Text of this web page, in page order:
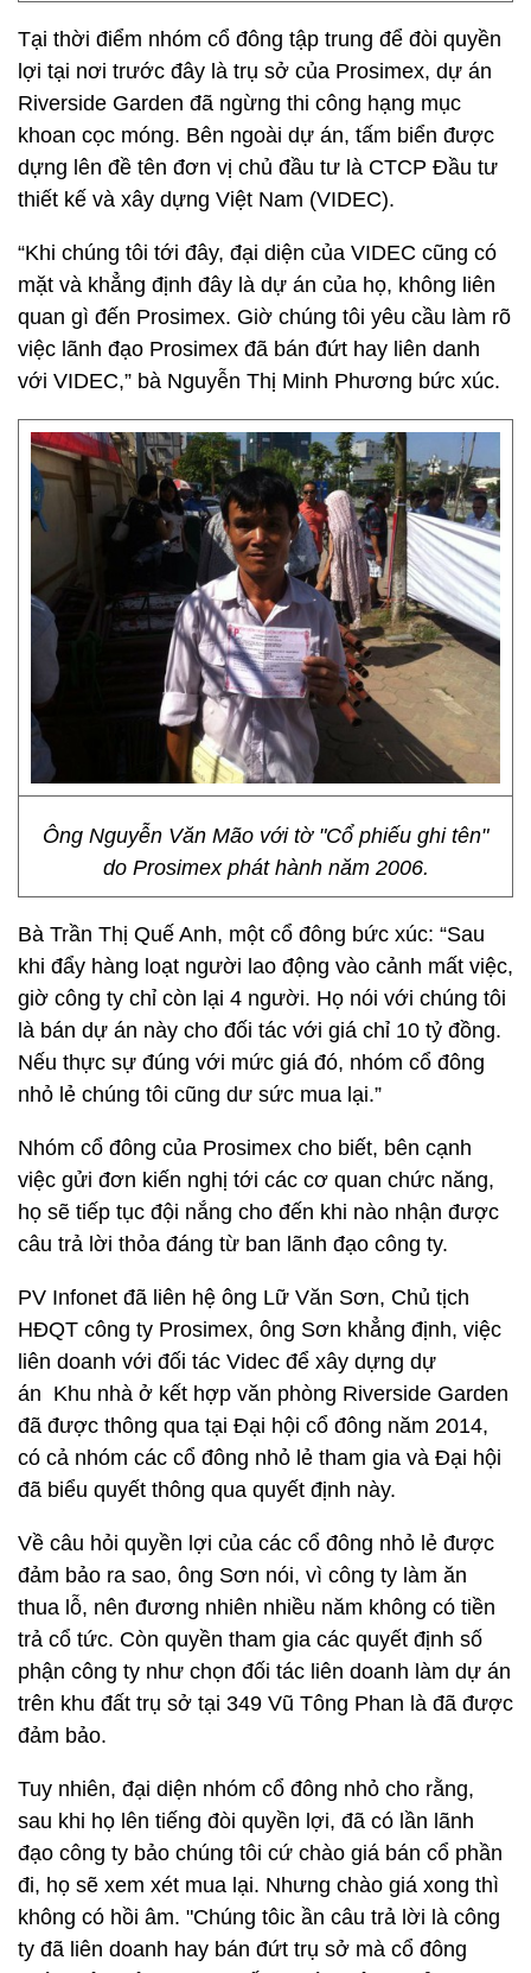
Tại thời điểm nhóm cổ đông tập trung để đòi quyền
lợi tại nơi trước đây là trụ sở của Prosimex, dự án
Riverside Garden đã ngừng thi công hạng mục
khoan cọc móng. Bên ngoài dự án, tấm biển được
dựng lên đề tên đơn vị chủ đầu tư là CTCP Đầu tư
thiết kế và xây dựng Việt Nam (VIDEC).
“Khi chúng tôi tới đây, đại diện của VIDEC cũng có
mặt và khẳng định đây là dự án của họ, không liên
quan gì đến Prosimex. Giờ chúng tôi yêu cầu làm rõ
việc lãnh đạo Prosimex đã bán đứt hay liên danh
với VIDEC,” bà Nguyễn Thị Minh Phương bức xúc.
Ông Nguyễn Văn Mão với tờ "Cổ phiếu ghi tên"
do Prosimex phát hành năm 2006.
Bà Trần Thị Quế Anh, một cổ đông bức xúc: “Sau
khi đẩy hàng loạt người lao động vào cảnh mất việc,
giờ công ty chỉ còn lại 4 người. Họ nói với chúng tôi
là bán dự án này cho đối tác với giá chỉ 10 tỷ đồng.
Nếu thực sự đúng với mức giá đó, nhóm cổ đông
nhỏ lẻ chúng tôi cũng dư sức mua lại.”
Nhóm cổ đông của Prosimex cho biết, bên cạnh
việc gửi đơn kiến nghị tới các cơ quan chức năng,
họ sẽ tiếp tục đội nắng cho đến khi nào nhận được
câu trả lời thỏa đáng từ ban lãnh đạo công ty.
PV Infonet đã liên hệ ông Lữ Văn Sơn, Chủ tịch
HĐQT công ty Prosimex, ông Sơn khẳng định, việc
liên doanh với đối tác Videc để xây dựng dự
án Khu nhà ở kết hợp văn phòng Riverside Garden
đã được thông qua tại Đại hội cổ đông năm 2014,
có cả nhóm các cổ đông nhỏ lẻ tham gia và Đại hội
đã biểu quyết thông qua quyết định này.
Về câu hỏi quyền lợi của các cổ đông nhỏ lẻ được
đảm bảo ra sao, ông Sơn nói, vì công ty làm ăn
thua lỗ, nên đương nhiên nhiều năm không có tiền
trả cổ tức. Còn quyền tham gia các quyết định số
phận công ty như chọn đối tác liên doanh làm dự án
trên khu đất trụ sở tại 349 Vũ Tông Phan là đã được
đảm bảo.
Tuy nhiên, đại diện nhóm cổ đông nhỏ cho rằng,
sau khi họ lên tiếng đòi quyền lợi, đã có lần lãnh
đạo công ty bảo chúng tôi cứ chào giá bán cổ phần
đi, họ sẽ xem xét mua lại. Nhưng chào giá xong thì
không có hồi âm. "Chúng tôic ần câu trả lời là công
ty đã liên doanh hay bán đứt trụ sở mà cổ đông